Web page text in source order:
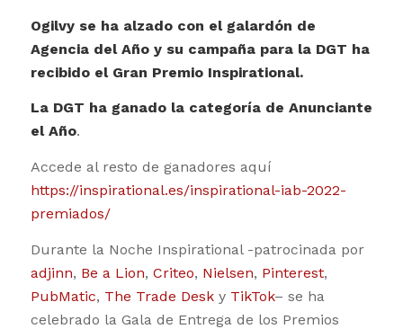
Ogilvy se ha alzado con el galardón de
Agencia del Año y su campaña para la DGT ha
recibido el Gran Premio Inspirational.
La DGT ha ganado la categoría de Anunciante
el Año.
Accede al resto de ganadores aquí
https://inspirational.es/inspirational-iab-2022-
premiados/
Durante la Noche Inspirational -patrocinada por
adjinn, Be a Lion, Criteo, Nielsen, Pinterest,
PubMatic, The Trade Desky TikTok– se ha
celebrado la Gala de Entrega de los Premios